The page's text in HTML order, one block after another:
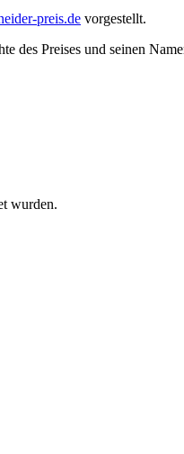
preis.de vorgestellt.
des Preises und seinen
wurden.